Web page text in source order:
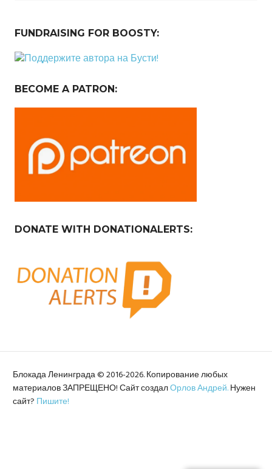
FUNDRAISING FOR BOOSTY:
BECOME A PATRON:
DONATE WITH DONATIONALERTS:
Блокада Ленинграда © 2016-2026. Копирование любых
материалов ЗАПРЕЩЕНО! Сайт создалОрлов Андрей.Нужен
сайт? Пишите!